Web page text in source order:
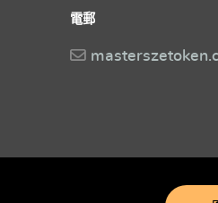
電郵